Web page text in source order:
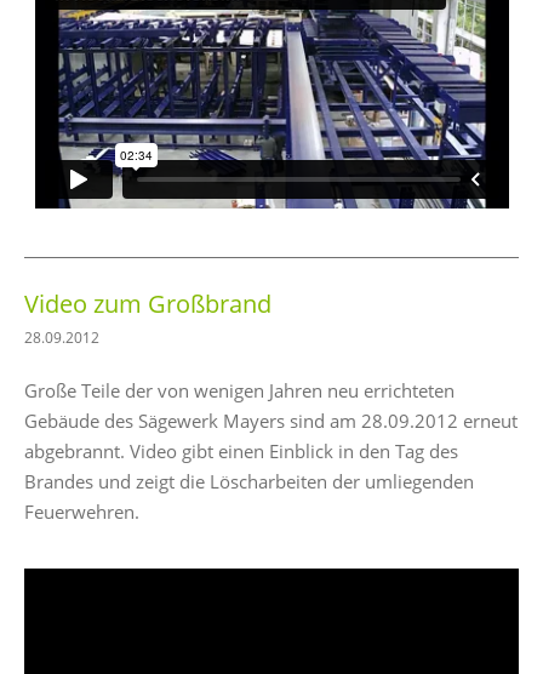
Video zum Großbrand
28.09.2012
Große Teile der von wenigen Jahren neu errichteten
Gebäude des Sägewerk Mayers sind am 28.09.2012 erneut
abgebrannt. Video gibt einen Einblick in den Tag des
Brandes und zeigt die Löscharbeiten der umliegenden
Feuerwehren.